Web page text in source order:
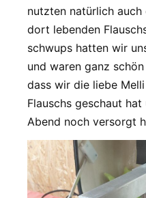
nutzten natürlich
dort lebenden
schwups hatten wir
und waren ganz
dass wir die liebe
Flauschs geschaut
Abend noch versorgt